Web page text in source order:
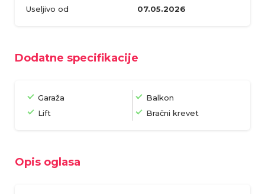
Useljivo od
07.05.2026
Dodatne specifikacije
Garaža
Balkon
Lift
Bračni krevet
Opis oglasa